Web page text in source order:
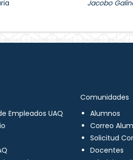
Jacobo
Empleados UAQ
Comunidades
Alumnos
Correo
Solicitud
Docentes